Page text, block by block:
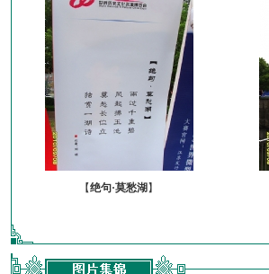
【绝句·莫愁湖 】